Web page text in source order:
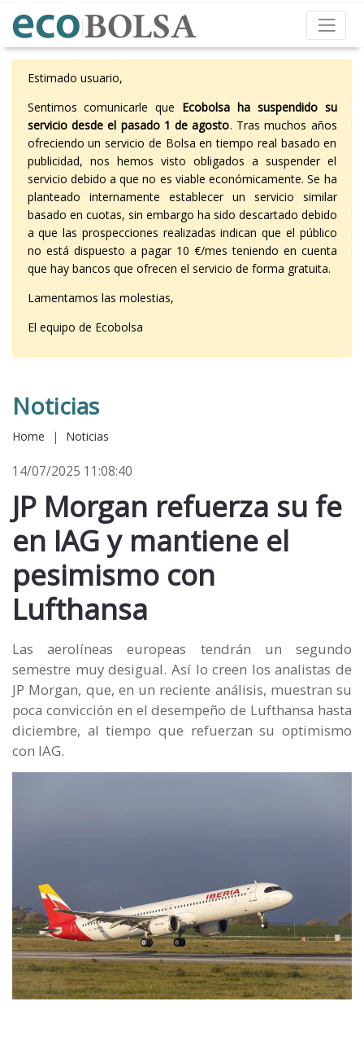
Estimado usuario,
Sentimos comunicarle que Ecobolsa ha suspendido su
servicio desde el pasado 1 de agosto. Tras muchos años
ofreciendo un servicio de Bolsa en tiempo real basado en
publicidad, nos hemos visto obligados a suspender el
servicio debido a que no es viable económicamente. Se ha
planteado internamente establecer un servicio similar
basado en cuotas, sin embargo ha sido descartado debido
a que las prospecciones realizadas indican que el público
no está dispuesto a pagar 10 €/mes teniendo en cuenta
que hay bancos que ofrecen el servicio de forma gratuita.
Lamentamos las molestias,
El equipo de Ecobolsa
Noticias
Home | Noticias
14/07/2025 11:08:40
JP Morgan refuerza su fe
en IAG y mantiene el
pesimismo con
Lufthansa
Las aerolíneas europeas tendrán un segundo
semestre muy desigual. Así lo creen los analistas de
JP Morgan, que, en un reciente análisis, muestran su
poca convicción en el desempeño de Lufthansa hasta
diciembre, al tiempo que refuerzan su optimismo
con IAG.